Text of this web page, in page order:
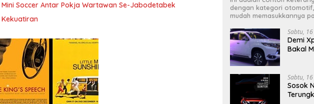
Soccer Antar Pokja Wartawan Se-Jabodetabek
dengan kategori
mudah memasukkannya
Sabtu,
Demi
Bakal
Sabtu,
Sosok